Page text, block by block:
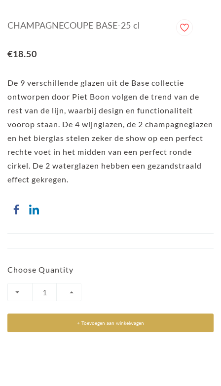
CHAMPAGNECOUPE BASE-25 cl
€18.50
De 9 verschillende glazen uit de Base collectie
ontworpen door Piet Boon volgen de trend van de
rest van de lijn, waarbij design en functionaliteit
voorop staan. De 4 wijnglazen, de 2 champagneglazen
en het bierglas stelen zeker de show op een perfect
rechte voet in het midden van een perfect ronde
cirkel. De 2 waterglazen hebben een gezandstraald
effect gekregen.
Choose Quantity
+ Toevoegen aan winkelwagen